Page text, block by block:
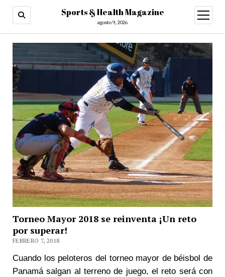
Sports & Health Magazine
agosto 9, 2026
abrir
menú
Torneo Mayor 2018 se reinventa ¡Un reto
por superar!
FEBRERO 7, 2018
Cuando los peloteros del torneo mayor de béisbol de
Panamá salgan al terreno de juego, el reto será con